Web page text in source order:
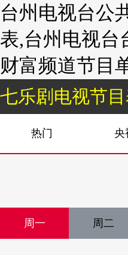
台州电视台公
表,台州电视台
财富频道节目
七乐剧电视节
热门 央
周一 周二